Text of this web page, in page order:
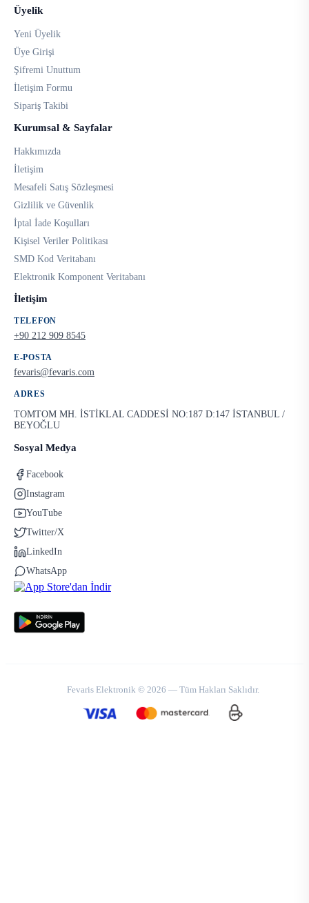
Üyelik
Yeni Üyelik
Üye Girişi
Şifremi Unuttum
İletişim Formu
Sipariş Takibi
Kurumsal & Sayfalar
Hakkımızda
İletişim
Mesafeli Satış Sözleşmesi
Gizlilik ve Güvenlik
İptal İade Koşulları
Kişisel Veriler Politikası
SMD Kod Veritabanı
Elektronik Komponent Veritabanı
İletişim
TELEFON
+90 212 909 8545
E-POSTA
fevaris@fevaris.com
ADRES
TOMTOM MH. İSTİKLAL CADDESİ NO:187 D:147 İSTANBUL /
BEYOĞLU
Sosyal Medya
Facebook
Instagram
YouTube
Twitter/X
LinkedIn
WhatsApp
Fevaris Elektronik © 2026 — Tüm Hakları Saklıdır.